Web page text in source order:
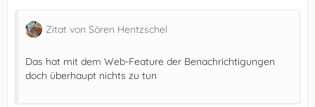
Zitat von Sören Hentzschel
Das hat mit dem Web-Feature der Benachrichtigungen
doch überhaupt nichts zu tun